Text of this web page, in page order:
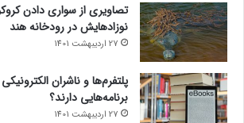
تصاویری از سواری دادن
نوزادهایش در رودخانه هند
27 اردیبهشت 1401
پلتفرم‌ها و ناشران
برنامه‌هایی دارند؟
27 اردیبهشت 1401